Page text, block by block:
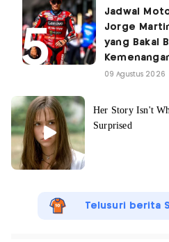
Jadwal
Jorge
yang Bakal
09 Agustus 2026
Telusuri berita